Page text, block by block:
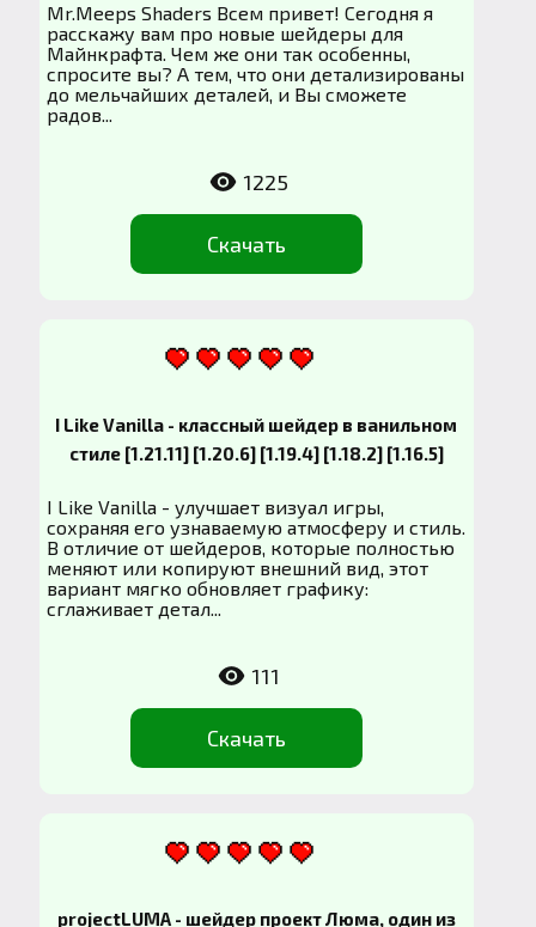
Mr.Meeps Shaders Всем привет! Сегодня я
расскажу вам про новые шейдеры для
Майнкрафта. Чем же они так особенны,
спросите вы? А тем, что они детализированы
до мельчайших деталей, и Вы сможете
радов...
Скачать
1225
I Like Vanilla - классный шейдер в ванильном
стиле [1.21.11] [1.20.6] [1.19.4] [1.18.2] [1.16.5]
I Like Vanilla - улучшает визуал игры,
сохраняя его узнаваемую атмосферу и стиль.
В отличие от шейдеров, которые полностью
меняют или копируют внешний вид, этот
вариант мягко обновляет графику:
сглаживает детал...
Скачать
111
projectLUMA - шейдер проект Люма, один из